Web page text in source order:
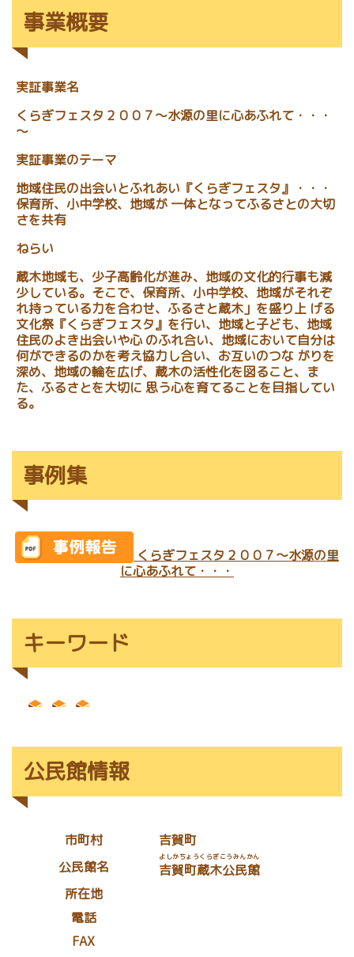
事業概要
実証事業名
くらぎフェスタ２００７～水源の里に心あふれて・・・
～
実証事業のテーマ
地域住民の出会いとふれあい『くらぎフェスタ』・・・
保育所、小中学校、地域が 一体となってふるさとの大切
さを共有
ねらい
蔵木地域も、少子高齢化が進み、地域の文化的行事も減
少している。そこで、保育所、小中学校、地域がそれぞ
れ持っている力を合わせ、ふるさと蔵木」を盛り上 げる
文化祭『くらぎフェスタ』を行い、地域と子ども、地域
住民のよき出会いや心 のふれ合い、地域において自分は
何ができるのかを考え協力し合い、お互いのつな がりを
深め、地域の輪を広げ、蔵木の活性化を図ること、ま
た、ふるさとを大切に 思う心を育てることを目指してい
る。
事例集
くらぎフェスタ２００７～水源の里
に心あふれて・・・
キーワード
公民館情報
市町村
吉賀町
公民館名
吉賀町蔵木公民館
よしかちょうくらぎこうみんかん
所在地
電話
FAX